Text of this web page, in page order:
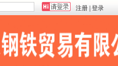
注册 登录